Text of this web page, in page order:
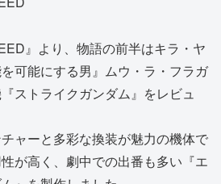
』より、物語の前半はキラ・ヤ
可能にする男』ムウ・ラ・フラガ
ストライクガンダム』をレビュ
ャーと多彩な換装が魅力の機体で
が高く、劇中での出番も多い『エ